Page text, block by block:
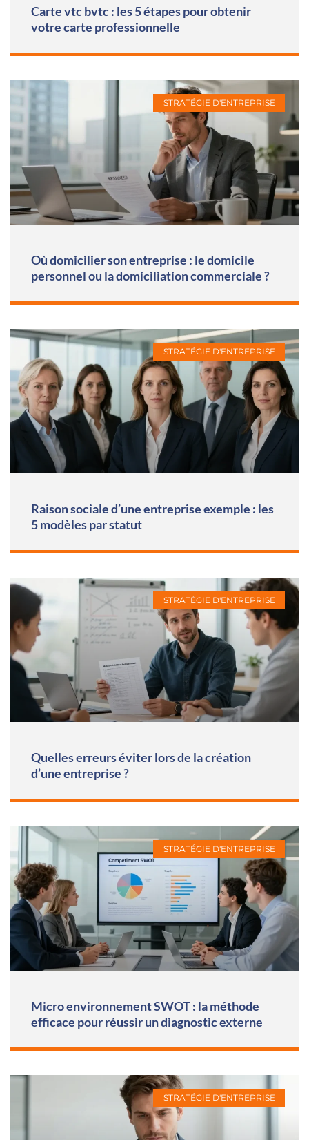
Carte vtc bvtc : les 5 étapes pour obtenir
votre carte professionnelle
STRATÉGIE D'ENTREPRISE
Où domicilier son entreprise : le domicile
personnel ou la domiciliation commerciale ?
STRATÉGIE D'ENTREPRISE
Raison sociale d’une entreprise exemple : les
5 modèles par statut
STRATÉGIE D'ENTREPRISE
Quelles erreurs éviter lors de la création
d’une entreprise ?
STRATÉGIE D'ENTREPRISE
Micro environnement SWOT : la méthode
efficace pour réussir un diagnostic externe
STRATÉGIE D'ENTREPRISE